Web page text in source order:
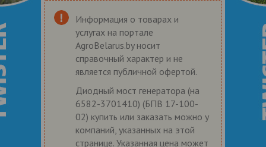
Информация о товарах и
услугах на портале
AgroBelarus.by носит
справочный характер и не
является публичной офертой.
Диодный мост генератора (на
6582-3701410) (БПВ 17-100-
02) купить или заказать можно у
компаний, указанных на этой
странице. Указанная цена может